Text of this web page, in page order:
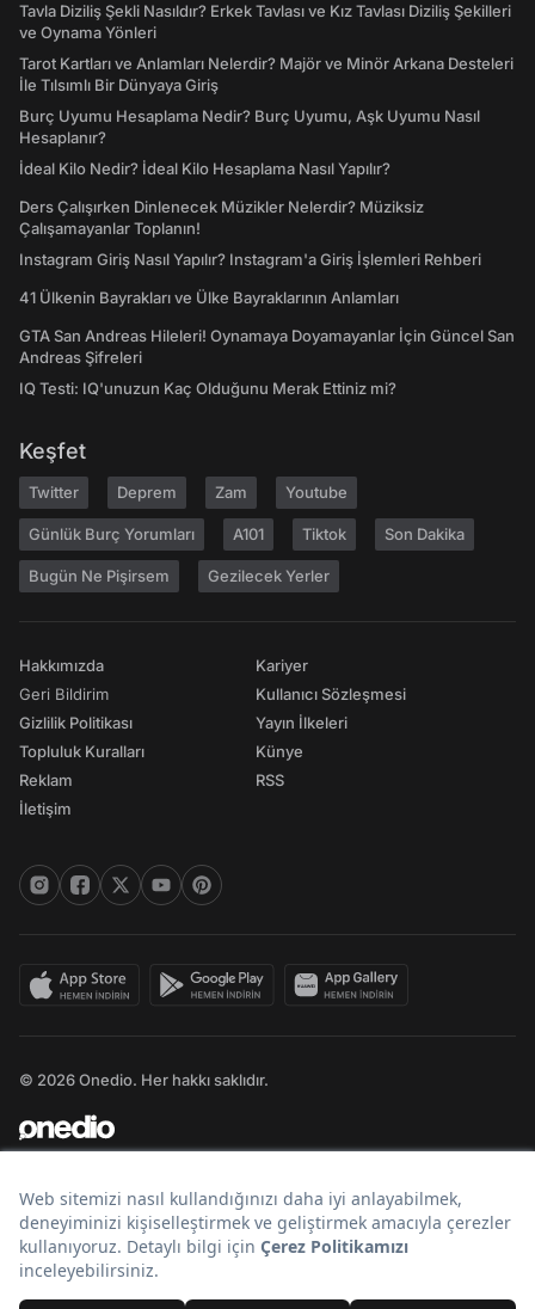
Tavla Diziliş Şekli Nasıldır? Erkek Tavlası ve Kız Tavlası Diziliş Şekilleri
ve Oynama Yönleri
Tarot Kartları ve Anlamları Nelerdir? Majör ve Minör Arkana Desteleri
İle Tılsımlı Bir Dünyaya Giriş
Burç Uyumu Hesaplama Nedir? Burç Uyumu, Aşk Uyumu Nasıl
Hesaplanır?
İdeal Kilo Nedir? İdeal Kilo Hesaplama Nasıl Yapılır?
Ders Çalışırken Dinlenecek Müzikler Nelerdir? Müziksiz
Çalışamayanlar Toplanın!
Instagram Giriş Nasıl Yapılır? Instagram'a Giriş İşlemleri Rehberi
41 Ülkenin Bayrakları ve Ülke Bayraklarının Anlamları
GTA San Andreas Hileleri! Oynamaya Doyamayanlar İçin Güncel San
Andreas Şifreleri
IQ Testi: IQ'unuzun Kaç Olduğunu Merak Ettiniz mi?
Keşfet
Twitter Deprem Zam Youtube
Günlük Burç Yorumları A101 Tiktok Son Dakika
Bugün Ne Pişirsem Gezilecek Yerler
Hakkımızda
Geri Bildirim
Gizlilik Politikası
Topluluk Kuralları
Reklam
İletişim
Kariyer
Kullanıcı Sözleşmesi
Yayın İlkeleri
Künye
RSS
© 2026 Onedio. Her hakkı saklıdır.
Bir markasıdır.